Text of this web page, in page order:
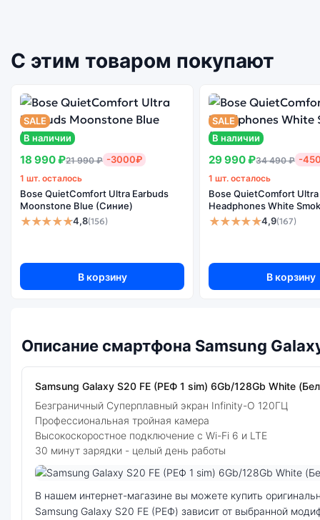
С этим товаром покупают
SALE
В наличии
18 990 ₽21 990 ₽ -3000₽
1 шт. осталось
Bose QuietComfort Ultra Earbuds
Moonstone Blue (Синие)
★★★★★4,8(156)
В корзину
SALE
В наличии
29 990 ₽34 490 ₽ -
1 шт. осталось
Bose QuietComfort Ultra
Headphones White
★★★★★4,9(167)
В корзину
Описание смартфона Samsung
Samsung Galaxy S20 FE (РЕФ 1 sim) 6Gb/128Gb White
Безграничный Суперплавный экран Infinity-O 120ГЦ
Профессиональная тройная камера
Высокоскоростное подключение с Wi-Fi 6 и LTE
30 минут зарядки - целый день работы
В нашем интернет-магазине вы можете купить оригинальный смартфон Samsung Galaxy S20 FE (РЕФ 1 sim) 6Gb/128Gb White (Белый) по выгодной цене. Стоимость смартфона
Samsung Galaxy S20 FE (РЕФ) зависит от выбранной